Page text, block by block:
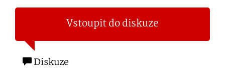
Vstoupit do diskuze
Diskuze